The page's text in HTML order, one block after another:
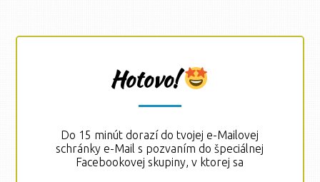
Hotovo!
Do 15 minút dorazí do tvojej e-Mailovej
schránky e-Mail s pozvaním do špeciálnej
Facebookovej skupiny, v ktorej sa